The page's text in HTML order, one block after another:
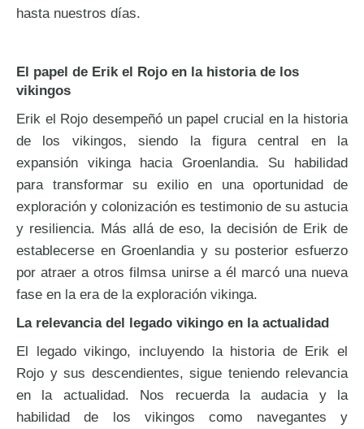
hasta nuestros días.
El papel de Erik el Rojo en la historia de los
vikingos
Erik el Rojo desempeñó un papel crucial en la historia
de los vikingos, siendo la figura central en la
expansión vikinga hacia Groenlandia. Su habilidad
para transformar su exilio en una oportunidad de
exploración y colonización es testimonio de su astucia
y resiliencia. Más allá de eso, la decisión de Erik de
establecerse en Groenlandia y su posterior esfuerzo
por atraer a otros filmsa unirse a él marcó una nueva
fase en la era de la exploración vikinga.
La relevancia del legado vikingo en la actualidad
El legado vikingo, incluyendo la historia de Erik el
Rojo y sus descendientes, sigue teniendo relevancia
en la actualidad. Nos recuerda la audacia y la
habilidad de los vikingos como navegantes y